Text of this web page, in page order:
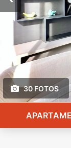
30 FOTOS